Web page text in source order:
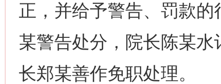
正，并给予警告、罚款
某警告处分，院长陈某
长郑某善作免职处理。